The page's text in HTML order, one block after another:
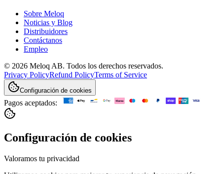
Sobre Meloq
Noticias y Blog
Distribuidores
Contáctanos
Empleo
© 2026 Meloq AB. Todos los derechos reservados.
Privacy PolicyRefund PolicyTerms of Service
Configuración de cookies
Pagos aceptados:
Configuración de cookies
Valoramos tu privacidad